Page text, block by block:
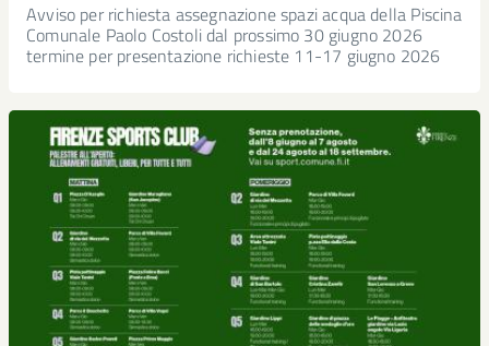
Avviso per richiesta assegnazione spazi acqua della Piscina
Comunale Paolo Costoli dal prossimo 30 giugno 2026
termine per presentazione richieste 11-17 giugno 2026